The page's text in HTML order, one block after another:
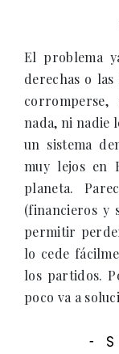
El problema
derechas o
nada, ni nadie
un sistema
muy lejos en
planeta.
(financieros y
permitir
lo cede
los partidos.
poco va a
-